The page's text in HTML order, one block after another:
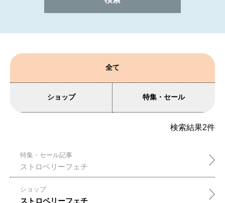
全て
ショップ 特集・セール
検索結果2件
特集・セール記事
ストロベリーフェチ
ショップ
ストロベリーフェチ